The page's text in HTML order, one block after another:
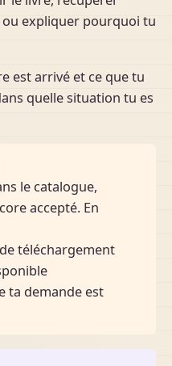
expliquer pourquoi tu
est arrivé et ce que tu
quelle situation tu es
le catalogue,
accepté. En
téléchargement
ta demande est